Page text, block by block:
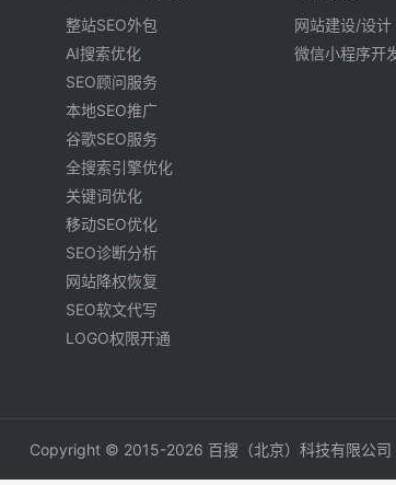
整站SEO外包
AI搜索优化
SEO顾问服务
本地SEO推广
谷歌SEO服务
全搜索引擎优化
关键词优化
移动SEO优化
SEO诊断分析
网站降权恢复
SEO软文代写
LOGO权限开通
网站建设/设计
微信小程序开
Copyright © 2015-2026 百搜（北京）科技有限公司